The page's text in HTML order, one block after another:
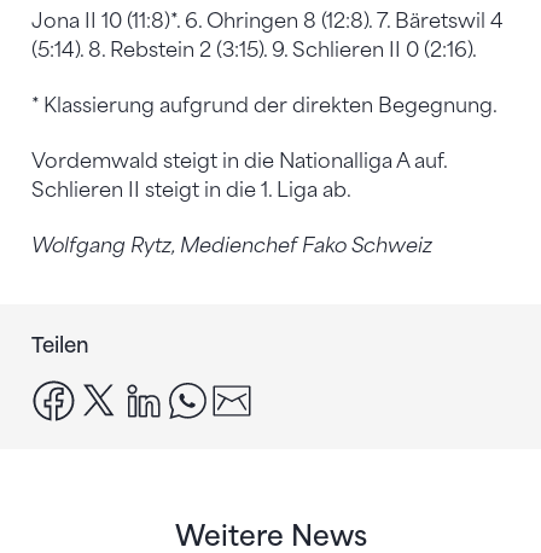
Jona II 10 (11:8)*. 6. Ohringen 8 (12:8). 7. Bäretswil 4
(5:14). 8. Rebstein 2 (3:15). 9. Schlieren II 0 (2:16).
* Klassierung aufgrund der direkten Begegnung.
Vordemwald steigt in die Nationalliga A auf.
Schlieren II steigt in die 1. Liga ab.
Wolfgang Rytz, Medienchef Fako Schweiz
Teilen
facebook
x linkedinwhatsapp
Weitere News